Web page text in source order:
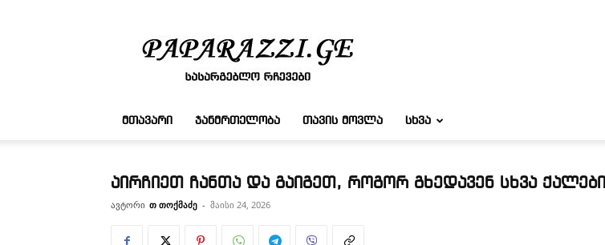
რჩევები
ᲛᲗᲐᲕᲐᲠᲘ ᲯᲐᲜᲛᲠᲗᲔᲚᲝᲑᲐ ᲗᲐᲕᲘᲡ ᲛᲝᲕᲚᲐ ᲡᲮᲕᲐ
აირჩიეთ ჩანთა და გაიგეთ, როგორ გხედავენ სხვა ქალები
ავტორი თ თოქმაძე - მაისი 24, 2026